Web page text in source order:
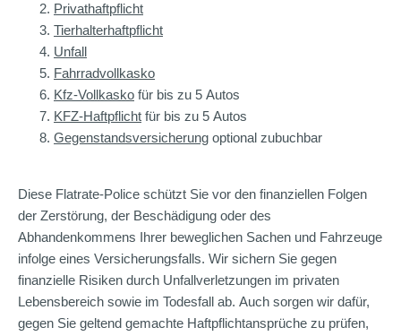
Privathaftpflicht
Tierhalterhaftpflicht
Unfall
Fahrradvollkasko
Kfz-Vollkasko für bis zu 5 Autos
KFZ-Haftpflicht für bis zu 5 Autos
Gegenstandsversicherung optional zubuchbar
Diese Flatrate-Police schützt Sie vor den finanziellen Folgen
der Zerstörung, der Beschädigung oder des
Abhandenkommens Ihrer beweglichen Sachen und Fahrzeuge
infolge eines Versicherungsfalls. Wir sichern Sie gegen
finanzielle Risiken durch Unfallverletzungen im privaten
Lebensbereich sowie im Todesfall ab. Auch sorgen wir dafür,
gegen Sie geltend gemachte Haftpflichtansprüche zu prüfen,